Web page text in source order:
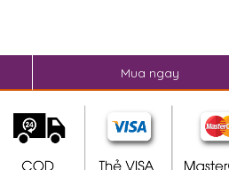
Mua ngay